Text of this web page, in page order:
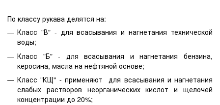
По классу рукава делятся на:
Класс "В" - для всасывания и нагнетания технической
воды;
Класс "Б" - для всасывания и нагнетания бензина,
керосина, масла на нефтяной основе;
Класс "КЩ" - применяют для всасывания и нагнетания
слабых растворов неорганических кислот и щелочей
концентрации до 20%;